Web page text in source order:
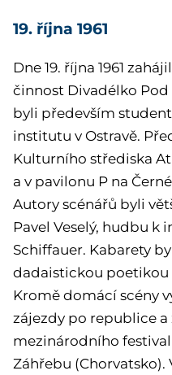
19. října 1961
Dne 19. října 1961
činnost Divadélko
byli především
institutu v Ostravě.
Kulturního střediska
a v pavilonu P na
Autory scénářů byli
Pavel Veselý, hudbu k
Schiffauer. Kabarety
dadaistickou poetikou
Kromě domácí scény
zájezdy po republice a
mezinárodního
Záhřebu (Chorvatsko).